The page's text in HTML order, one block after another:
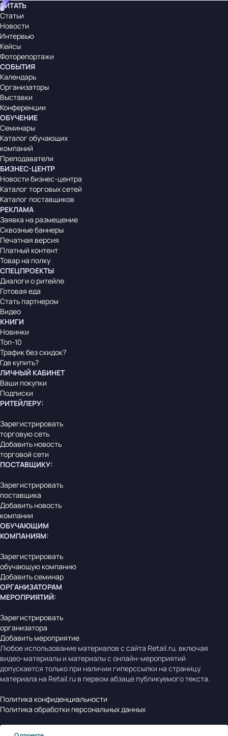
ЧИТАТЬ
Статьи
Новости
Интервью
Кейсы
Фоторепортажи
СОБЫТИЯ
Календарь
Организаторы
Выставки
Конференции
ОБУЧЕНИЕ
Семинары
Каталог обучающих
компаний
Преподаватели
БИЗНЕС-ЦЕНТР
Новости бизнес-центра
Каталог торговых сетей
Каталог поставщиков
РЕКЛАМА
Заявка на размещение
Сквозные баннеры
Печатная версия
Платный контент
Товар на полку
СПЕЦПРОЕКТЫ
Диалоги о ритейле
Готовая еда
Стать партнером
Видео
КНИГИ
Новинки
Топ-10
Трафик без скидок?
Где купить?
ЛИЧНЫЙ КАБИНЕТ
Ваши покупки
Подписки
РИТЕЙЛЕРУ:
Зарегистрировать
торговую сеть
Добавить новость
торговой сети
ПОСТАВЩИКУ:
Зарегистрировать
поставщика
Добавить новость
компании
ОБУЧАЮЩИМ
КОМПАНИЯМ:
Зарегистрировать
обучающую компанию
Добавить семинар
ОРГАНИЗАТОРАМ
МЕРОПРИЯТИЙ:
Зарегистрировать
организатора
Добавить мероприятие
Любое использование материалов с сайта Retail.ru, включая
видео-материалы и материалы с онлайн-мероприятий
допускается только при наличии гиперссылки на страницу
материала на Retail.ru в первом абзаце публикуемого текста.
Политика конфиденциальности
Политика обработки персональных данных